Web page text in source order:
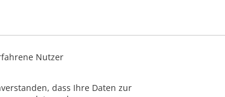
Nutzer
dass Ihre Daten zur